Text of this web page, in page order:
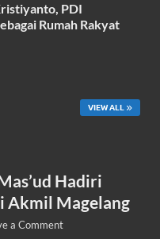
PDI
Rumah Rakyat
VIEW ALL
Hadiri
Akmil Magelang
a Comment